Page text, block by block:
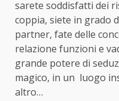
sarete soddisfatti dei
coppia, siete in grado
partner, fate delle
relazione funzioni e
grande potere di
magico, in un luogo
altro…